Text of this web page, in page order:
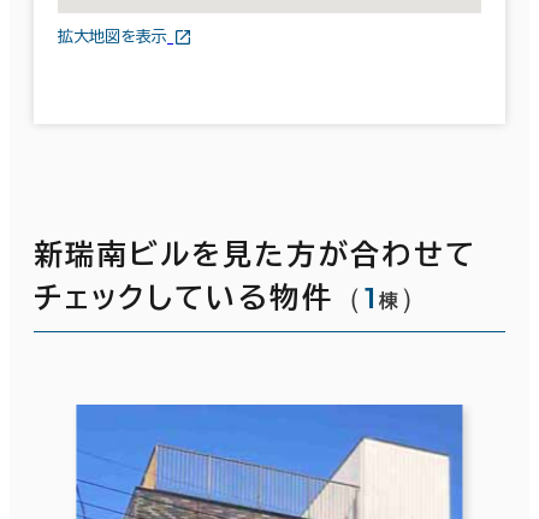
拡大地図を表示
新瑞南ビルを見た方が合わせて
チェックしている物件
（1 棟 ）